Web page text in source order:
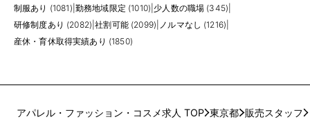
制服あり (1081) 勤務地域限定 (1010) 少人数の職場 (345)
研修制度あり (2082) |社割可能 (2099) ノルマなし (1216)
産休・育休取得実績あり (1850)
アパレル・ファッション・コスメ求人 TOP 東京都 販売スタッフ